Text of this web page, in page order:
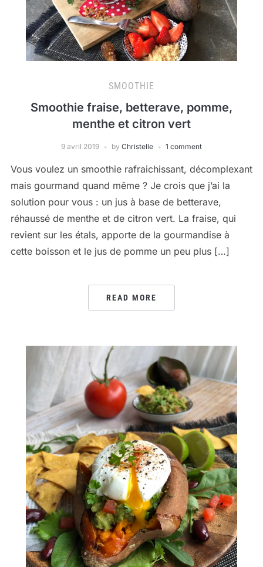
SMOOTHIE
Smoothie fraise, betterave, pomme,
menthe et citron vert
9 avril 2019 by Christelle 1 comment
Vous voulez un smoothie rafraichissant, décomplexant
mais gourmand quand même ? Je crois que j’ai la
solution pour vous : un jus à base de betterave,
réhaussé de menthe et de citron vert. La fraise, qui
revient sur les étals, apporte de la gourmandise à
cette boisson et le jus de pomme un peu plus […]
READ MORE